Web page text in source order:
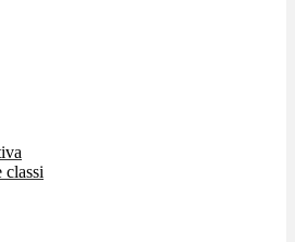
classi